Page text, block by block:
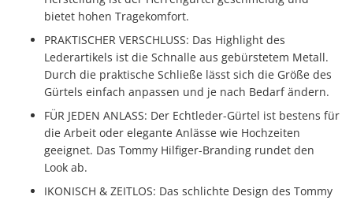
bietet hohen Tragekomfort.
PRAKTISCHER VERSCHLUSS: Das Highlight des
Lederartikels ist die Schnalle aus gebürstetem Metall.
Durch die praktische Schließe lässt sich die Größe des
Gürtels einfach anpassen und je nach Bedarf ändern.
FÜR JEDEN ANLASS: Der Echtleder-Gürtel ist bestens für
die Arbeit oder elegante Anlässe wie Hochzeiten
geeignet. Das Tommy Hilfiger-Branding rundet den
Look ab.
IKONISCH & ZEITLOS: Das schlichte Design des Tommy